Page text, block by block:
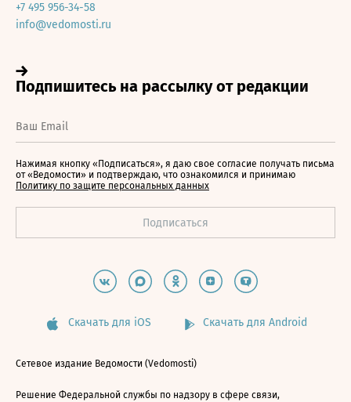
+7 495 956-34-58
info@vedomosti.ru
Нажимая кнопку «Подписаться», я даю свое согласие получать письма
от «Ведомости» и подтверждаю, что ознакомился и принимаю
Политику по защите персональных данных
Скачать для iOS Скачать для Android
Сетевое издание Ведомости (Vedomosti)
Решение Федеральной службы по надзору в сфере связи,